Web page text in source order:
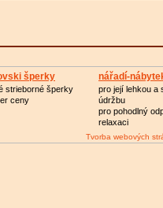
šperky
strieborné šperky
ceny
nářadí-
zahradu
pro její lehkou a
údržbu
pro pohodlný
relaxaci
Tvorba webových